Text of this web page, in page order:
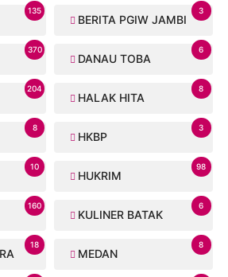
135
BERITA PGIW JAMBI
3
370
DANAU TOBA
6
204
HALAK HITA
8
8
HKBP
3
10
HUKRIM
98
160
KULINER BATAK
6
18
MEDAN
8